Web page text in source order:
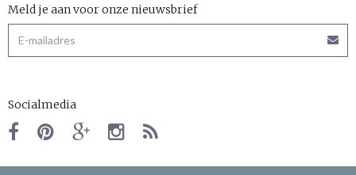
Meld je aan voor onze nieuwsbrief
Socialmedia